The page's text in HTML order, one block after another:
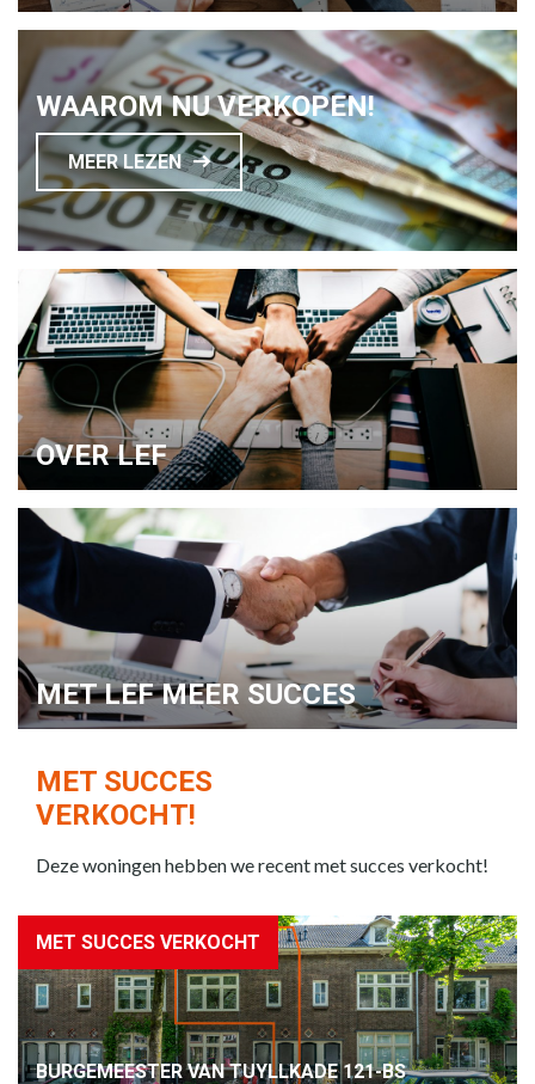
WAAROM NU VERKOPEN!
MEER LEZEN
OVER LEF
MET LEF MEER SUCCES
MET SUCCES
VERKOCHT!
Deze woningen hebben we recent met succes verkocht!
MET SUCCES VERKOCHT
BURGEMEESTER VAN TUYLLKADE 121-BS